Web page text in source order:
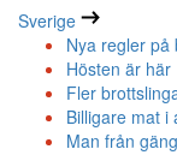
Sverige
Nya regler på
Hösten är här
Fler
Billigare mat i
Man från